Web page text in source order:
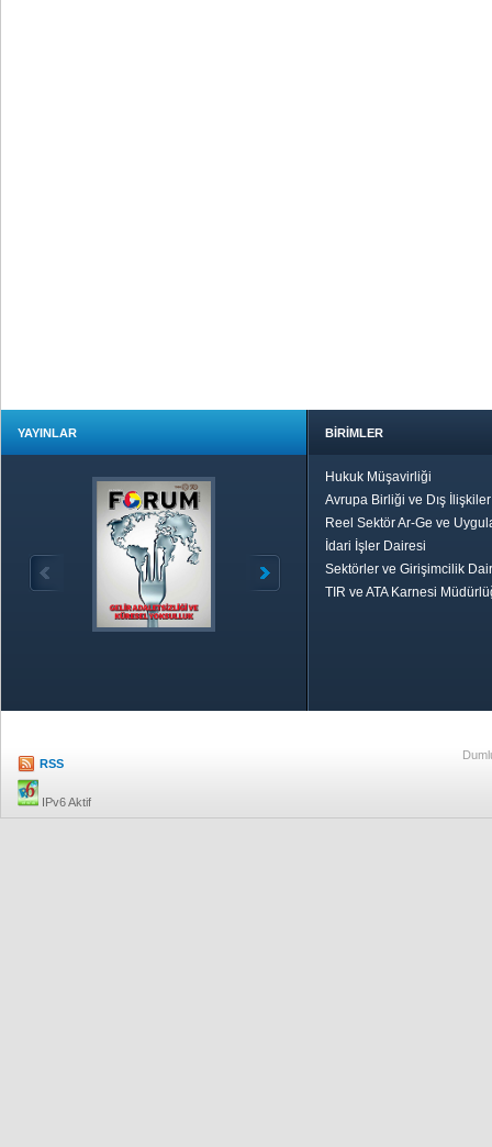
YAYINLAR BİRİMLER
Hukuk Müşavirliği
Avrupa Birliği ve Dış
Reel Sektör Ar-Ge ve
İdari İşler Dairesi
Sektörler ve Girişimcilik
TIR ve ATA Karnesi
RSS
IPv6 Aktif